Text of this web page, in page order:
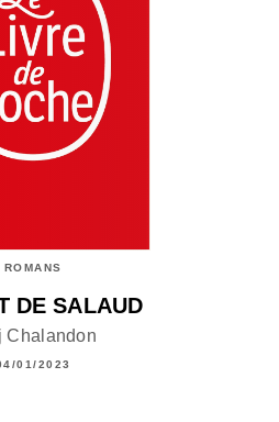
ROMANS
DE SALAUD
Chalandon
01/2023